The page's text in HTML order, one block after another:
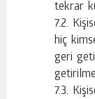
tekrar
7.2.
hiç
geri
7.3.